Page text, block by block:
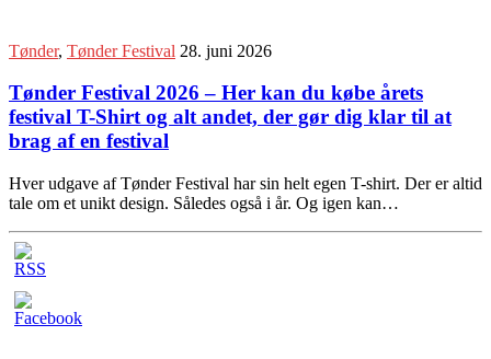
Tønder, Tønder Festival 28. juni 2026
Tønder Festival 2026 – Her kan du købe årets
festival T-Shirt og alt andet, der gør dig klar til at
brag af en festival
Hver udgave af Tønder Festival har sin helt egen T-shirt. Der er altid
tale om et unikt design. Således også i år. Og igen kan…